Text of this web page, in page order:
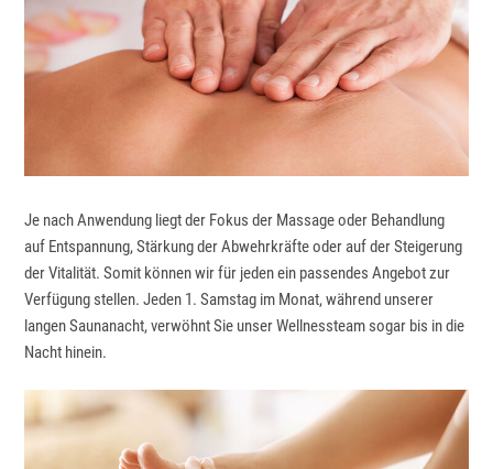
Je nach Anwendung liegt der Fokus der Massage oder Behandlung
auf Entspannung, Stärkung der Abwehrkräfte oder auf der Steigerung
der Vitalität. Somit können wir für jeden ein passendes Angebot zur
Verfügung stellen. Jeden 1. Samstag im Monat, während unserer
langen Saunanacht, verwöhnt Sie unser Wellnessteam sogar bis in die
Nacht hinein.